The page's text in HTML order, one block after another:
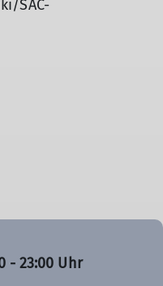
SAC-
- 23:00 Uhr